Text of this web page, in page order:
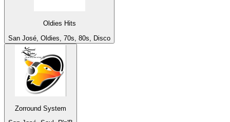
Oldies Hits
San José, Oldies, 70s, 80s, Disco
Zorround System